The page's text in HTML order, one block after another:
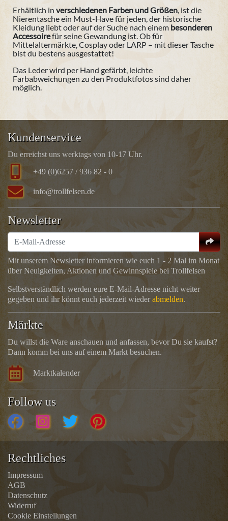
Erhältlich in verschiedenen Farben und Größen, ist die
Nierentasche ein Must-Have für jeden, der historische
Kleidung liebt oder auf der Suche nach einem besonderen
Accessoirefür seine Gewandung ist. Ob für
Mittelaltermärkte, Cosplay oder LARP – mit dieser Tasche
bist du bestens ausgestattet!
Das Leder wird per Hand gefärbt, leichte
Farbabweichungen zu den Produktfotos sind daher
möglich.
Kundenservice
Du erreichst uns werktags von 10-17 Uhr.
+49 (0)6257 / 936 82 - 0
info@trollfelsen.de
Newsletter
Mit unserem Newsletter informieren wie euch 1 - 2 Mal im Monat
über Neuigkeiten, Aktionen und Gewinnspiele bei Trollfelsen
Selbstverständlich werden eure E-Mail-Adresse nicht weiter
gegeben und ihr könnt euch jederzeit wiederabmelden.
Märkte
Du willst die Ware anschauen und anfassen, bevor Du sie kaufst?
Dann komm bei uns auf einem Markt besuchen.
Marktkalender
Follow us
Rechtliches
Impressum
AGB
Datenschutz
Widerruf
Cookie Einstellungen